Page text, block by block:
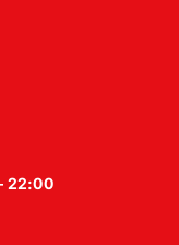
22:00